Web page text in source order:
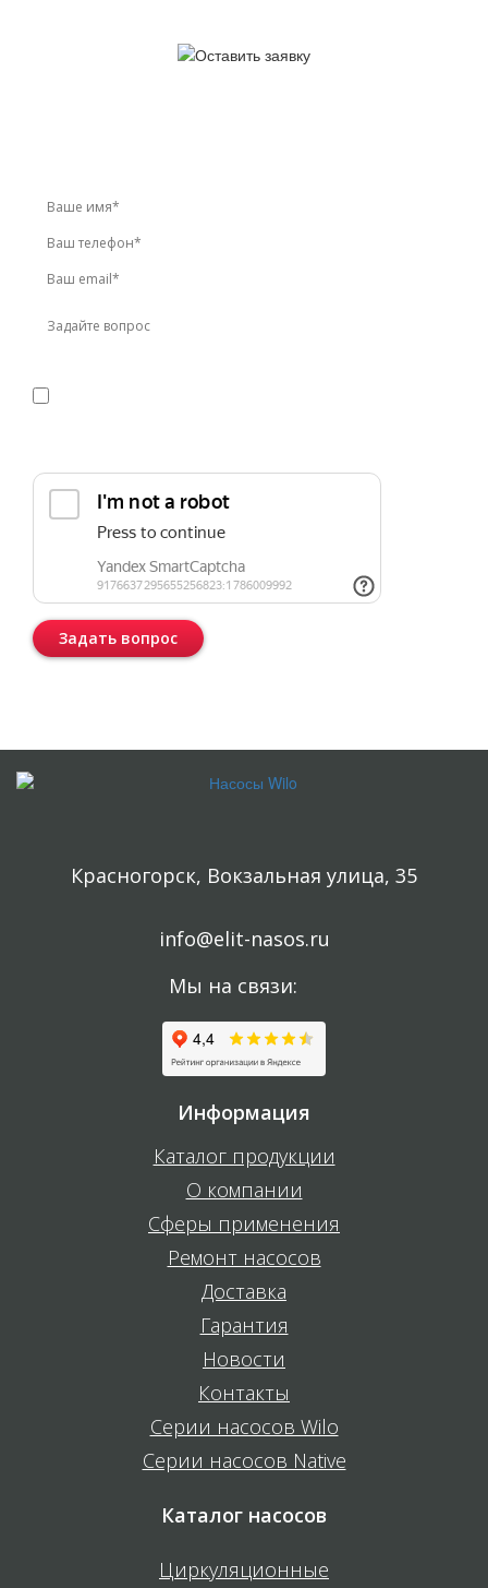
Задать вопрос
Красногорск, Вокзальная улица, 35
info@elit-nasos.ru
Мы на связи:
Информация
Каталог продукции
О компании
Сферы применения
Ремонт насосов
Доставка
Гарантия
Новости
Контакты
Серии насосов Wilo
Серии насосов Native
Каталог насосов
Циркуляционные